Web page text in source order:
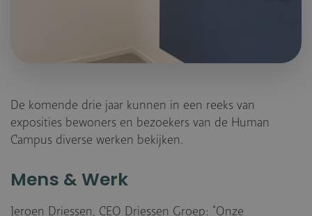
De komende drie jaar kunnen in een reeks van
exposities bewoners en bezoekers van de Human
Campus diverse werken bekijken.
Mens & Werk
Jeroen Driessen, CEO Driessen Groep: “Onze